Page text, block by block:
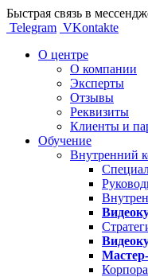
Быстрая связь в
Telegram VKontakte
О центре
О компании
Эксперты
Отзывы
Реквизиты
Клиенты и
Обучение
Внутренний